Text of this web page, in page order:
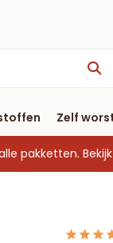
vanaf € 40
Zelf
pakketten.